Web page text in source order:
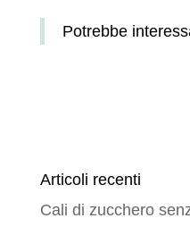
Potrebbe
Articoli recenti
Cali di zucchero